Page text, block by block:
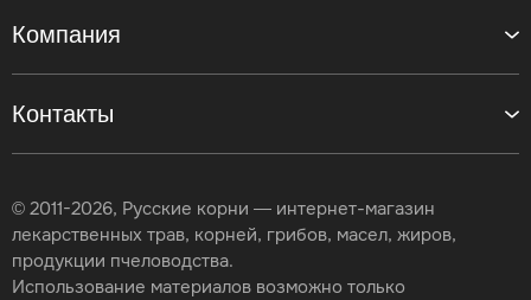
Контакты
Компания
© 2011-2026, Русские корни — интернет-магазин
лекарственных трав, корней, грибов, масел, жиров,
продукции пчеловодства.
Использование материалов возможно только